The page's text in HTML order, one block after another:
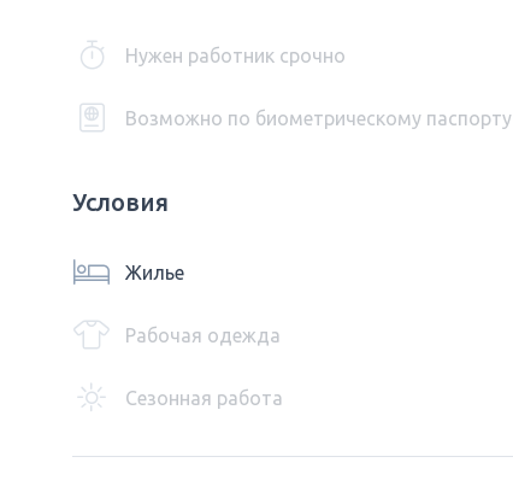
Нужен работник срочно
Возможно по биометрическому паспорту
Условия
Жилье
Рабочая одежда
Сезонная работа